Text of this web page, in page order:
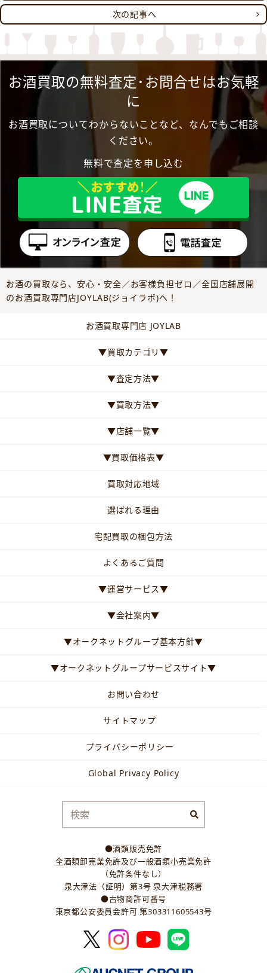
次の記事へ
お酒買取の無料査定･お問合せはお気軽
に
お酒買取についてわからないことなど、なんでもご相談
ください。
無料で査定を申し込む
お酒の買取なら、安心・安全／お客様負担ゼロ／全国店舗展開
のお酒買取専門店JOYLAB(ジョイラボ)へ！
お酒買取専門店 JOYLAB
▼買取カテゴリ▼
▼査定方法▼
▼買取方法▼
▼店舗一覧▼
▼買取価格表▼
買取対応地域
選ばれる理由
宅配買取の梱包方法
よくあるご質問
▼運営サービス▼
▼会社案内▼
▼オークネットグループ基本方針▼
▼オークネットグループサービスサイト▼
お問い合わせ
サイトマップ
プライバシーポリシー
Global Privacy Policy
●酒類販売免許
全酒類卸売業免許及び一般酒類小売業免許
（免許条件なし）
泉大津法（証明）第3号 泉大津税務署
●古物商許可番号
東京都公安委員会許可 第303311605543号